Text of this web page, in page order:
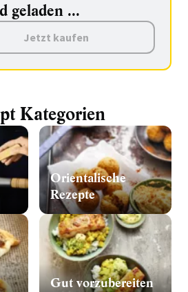
geladen ...
Jetzt kaufen
Kategorien
Orientalische
Rezepte
Gut vorzubereiten